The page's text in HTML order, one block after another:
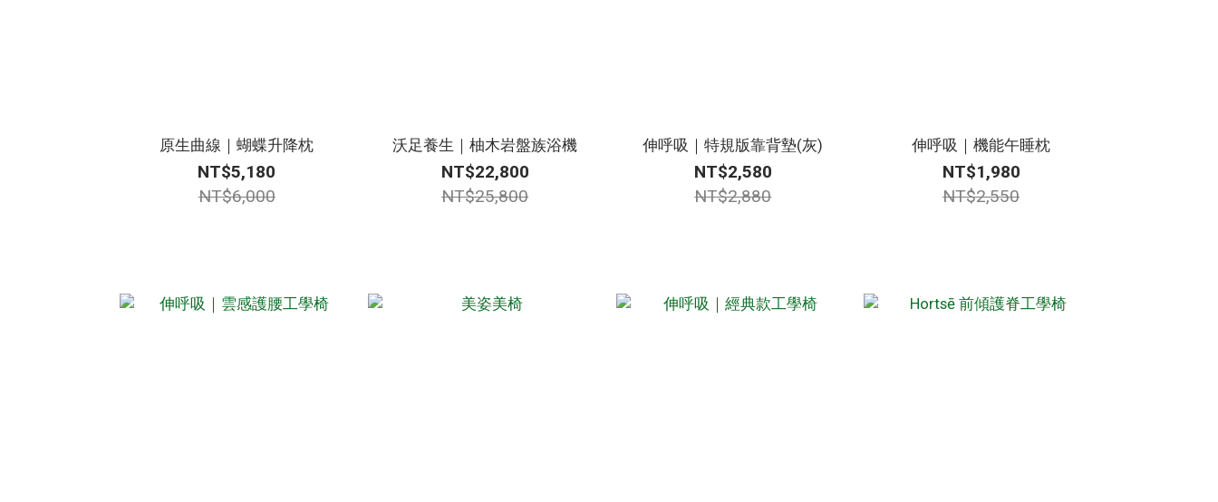
原生曲線｜蝴蝶升降枕
NT$5,180
NT$6,000
沃足養生｜柚木岩盤族浴機
NT$22,800
NT$25,800
伸呼吸｜特規版靠背墊(灰)
NT$2,580
NT$2,880
伸呼吸｜機能午睡枕
NT$1,980
NT$2,550